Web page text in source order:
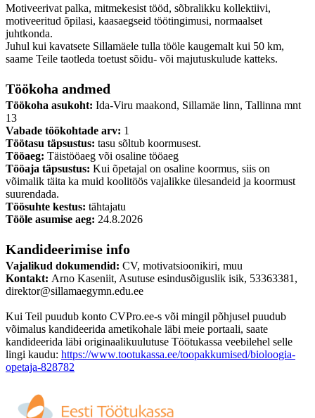
Motiveerivat palka, mitmekesist tööd, sõbralikku kollektiivi,
motiveeritud õpilasi, kaasaegseid töötingimusi, normaalset
juhtkonda.
Juhul kui kavatsete Sillamäele tulla tööle kaugemalt kui 50 km,
saame Teile taotleda toetust sõidu- või majutuskulude katteks.
Töökoha andmed
Töökoha asukoht: Ida-Viru maakond, Sillamäe linn, Tallinna mnt
13
Vabade töökohtade arv: 1
Töötasu täpsustus: tasu sõltub koormusest.
Tööaeg: Täistööaeg või osaline tööaeg
Tööaja täpsustus: Kui õpetajal on osaline koormus, siis on
võimalik täita ka muid koolitöös vajalikke ülesandeid ja koormust
suurendada.
Töösuhte kestus: tähtajatu
Tööle asumise aeg: 24.8.2026
Kandideerimise info
Vajalikud dokumendid: CV, motivatsioonikiri, muu
Kontakt: Arno Kaseniit, Asutuse esindusõiguslik isik, 53363381,
direktor@sillamaegymn.edu.ee
Kui Teil puudub konto CVPro.ee-s või mingil põhjusel puudub
võimalus kandideerida ametikohale läbi meie portaali, saate
kandideerida läbi originaalikuulutuse Töötukassa veebilehel selle
lingi kaudu: https://www.tootukassa.ee/toopakkumised/bioloogia-
opetaja-828782